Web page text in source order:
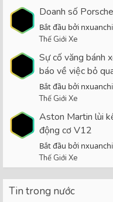
Doanh số
Bắt đầu bởi
Thế Giới Xe
Sự cố văng bánh
báo về việc bỏ
Bắt đầu bởi
Thế Giới Xe
Aston Martin lùi
động cơ V12
Bắt đầu bởi
Thế Giới Xe
Tin trong nước